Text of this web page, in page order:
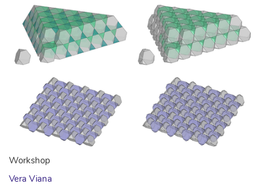
Workshop
Vera Viana